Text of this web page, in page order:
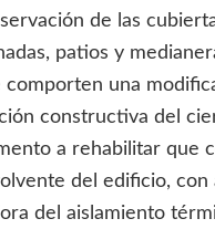
de las
patios y
comporten una
constructiva del
a rehabilitar que
del edificio, con
del aislamiento